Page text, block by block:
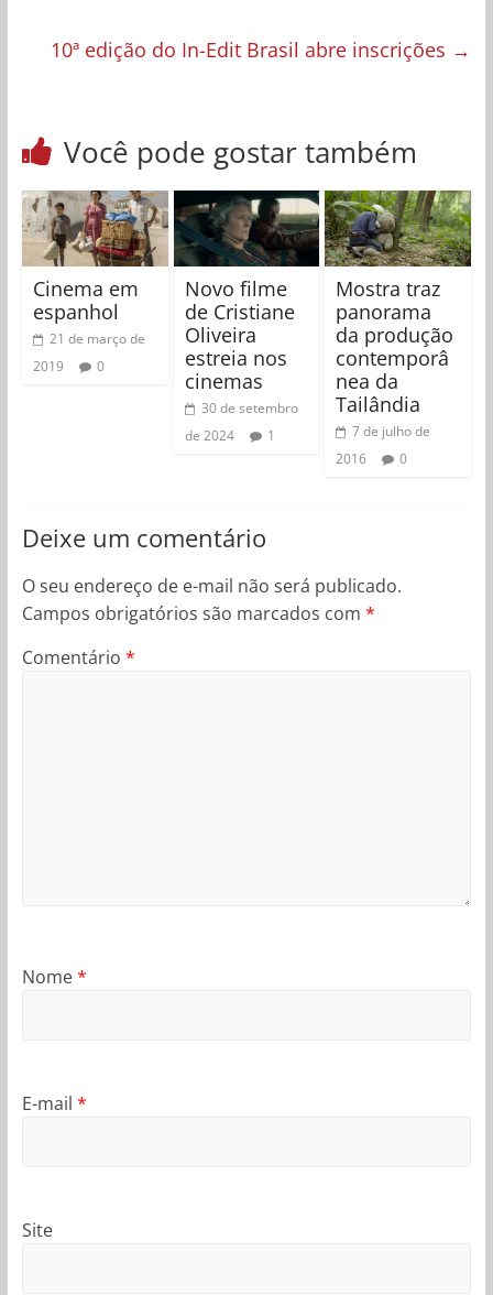
10ª edição do In-Edit Brasil abre inscrições →
Você pode gostar também
Cinema em
espanhol
21 de março de
2019
0
Novo filme
de Cristiane
Oliveira
estreia nos
cinemas
30 de setembro
de 2024
1
Mostra traz
panorama
da produção
contemporâ
nea da
Tailândia
7 de julho de
2016
0
Deixe um comentário
O seu endereço de e-mail não será publicado.
Campos obrigatórios são marcados com *
Comentário *
Nome*
E-mail *
Site